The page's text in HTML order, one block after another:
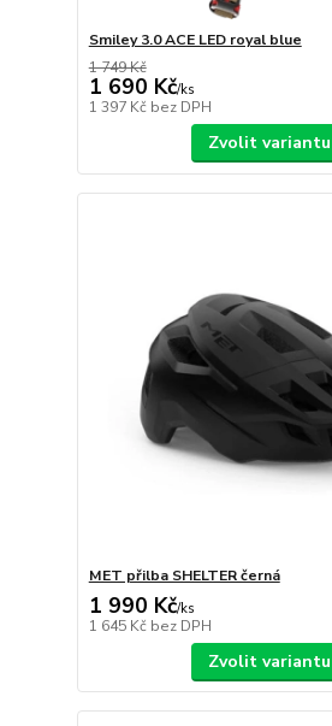
Smiley 3.0 ACE LED royal blue
1 749 Kč
1 690 Kč/ks
1 397 Kč bez DPH
Zvolit variantu
MET přilba SHELTER černá
1 990 Kč/ks
1 645 Kč bez DPH
Zvolit variantu